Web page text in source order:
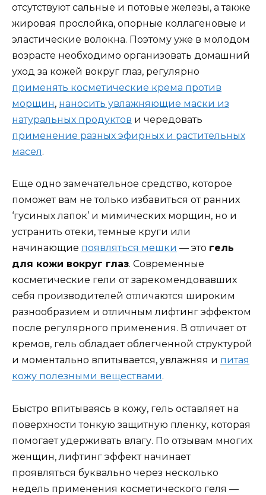
отсутствуют сальные и потовые железы, а также
жировая прослойка, опорные коллагеновые и
эластические волокна. Поэтому уже в молодом
возрасте необходимо организовать домашний
уход за кожей вокруг глаз, регулярно
применять косметические крема против
морщин, наносить увлажняющие маски из
натуральных продуктов и чередовать
применение разных эфирных и растительных
масел.
Еще одно замечательное средство, которое
поможет вам не только избавиться от ранних
‘гусиных лапок’ и мимических морщин, но и
устранить отеки, темные круги или
начинающие появляться мешки — это гель
для кожи вокруг глаз. Современные
косметические гели от зарекомендовавших
себя производителей отличаются широким
разнообразием и отличным лифтинг эффектом
после регулярного применения. В отличает от
кремов, гель обладает облегченной структурой
и моментально впитывается, увлажняя и питая
кожу полезными веществами.
Быстро впитываясь в кожу, гель оставляет на
поверхности тонкую защитную пленку, которая
помогает удерживать влагу. По отзывам многих
женщин, лифтинг эффект начинает
проявляться буквально через несколько
недель применения косметического геля —